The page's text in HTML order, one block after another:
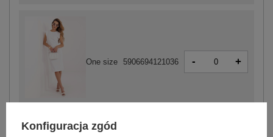
One size 5906694121036 - +
Konfiguracja zgód